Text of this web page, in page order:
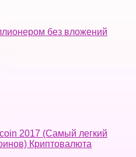
без вложений
2017 (Самый легкий
Криптовалюта